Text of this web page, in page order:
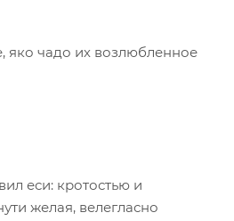
яко чадо их возлюбленное
еси: кротостью и
желая, велегласно